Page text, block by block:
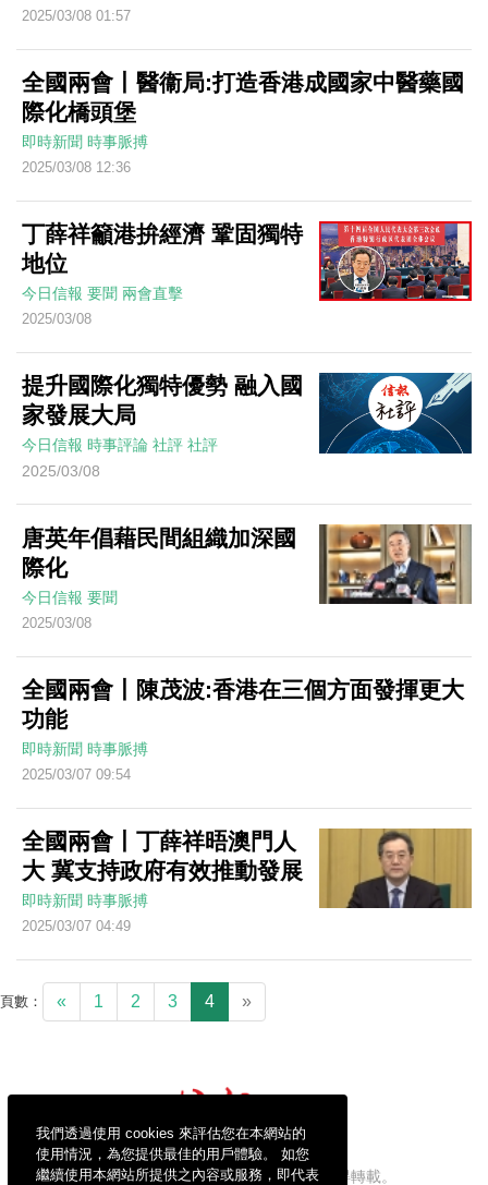
我們透過使用 cookies 來評估您在本網站的
使用情況，為您提供最佳的用戶體驗。 如您
繼續使用本網站所提供之內容或服務，即代表
2025/03/08 01:57
全國兩會丨醫衞局:打造香港成國家中醫藥國
際化橋頭堡
即時新聞 時事脈搏
2025/03/08 12:36
丁薛祥籲港拚經濟 鞏固獨特
地位
今日信報 要聞 兩會直擊
2025/03/08
提升國際化獨特優勢 融入國
家發展大局
今日信報 時事評論 社評 社評
2025/03/08
唐英年倡藉民間組織加深國
際化
今日信報 要聞
2025/03/08
全國兩會丨陳茂波:香港在三個方面發揮更大
功能
即時新聞 時事脈搏
2025/03/07 09:54
全國兩會丨丁薛祥晤澳門人
大 冀支持政府有效推動發展
即時新聞 時事脈搏
2025/03/07 04:49
頁數： « 1 2 3 4 »
信報財經新聞有限公司版權所有，不得轉載。